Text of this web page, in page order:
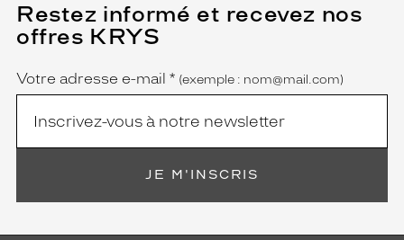
Restez informé et recevez nos
offres KRYS
Name
Votre adresse e-mail *
(Ce
champ
est
obligatoire)
(exemple : nom@mail.com)
JE M'INSCRIS